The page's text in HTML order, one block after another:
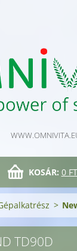
KOSÁR: 0 FT
>
TD90D